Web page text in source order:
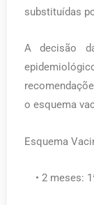
substituídas
A decisão
o esquema
Esquema
• 2 meses: